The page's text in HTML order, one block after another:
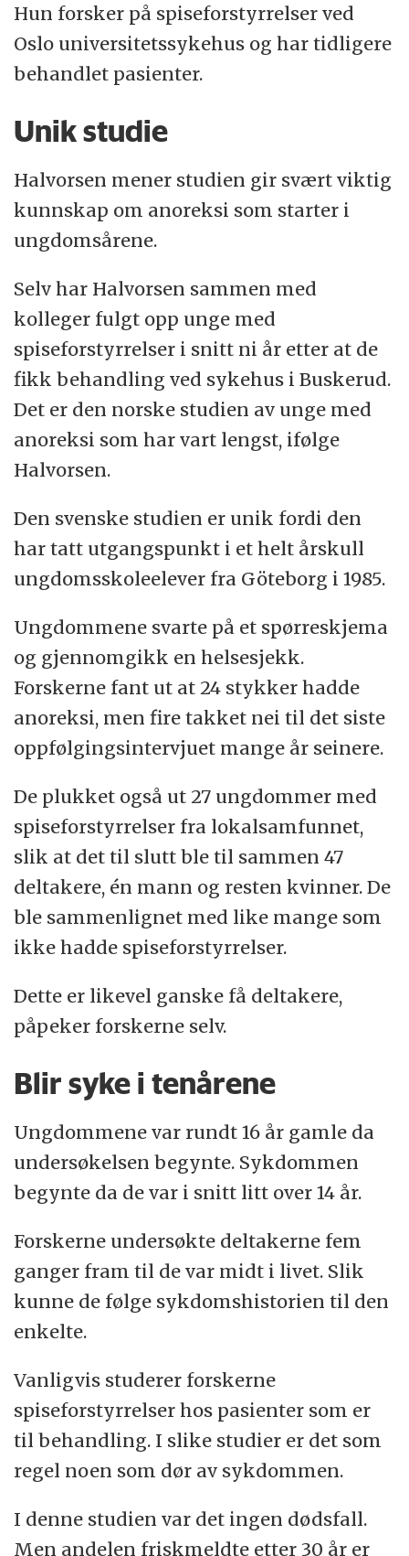
Hun forsker på spiseforstyrrelser ved
Oslo universitetssykehus og har tidligere
behandlet pasienter.
Unik studie
Halvorsen mener studien gir svært viktig
kunnskap om anoreksi som starter i
ungdomsårene.
Selv har Halvorsen sammen med
kolleger fulgt opp unge med
spiseforstyrrelser i snitt ni år etter at de
fikk behandling ved sykehus i Buskerud.
Det er den norske studien av unge med
anoreksi som har vart lengst, ifølge
Halvorsen.
Den svenske studien er unik fordi den
har tatt utgangspunkt i et helt årskull
ungdomsskoleelever fra Göteborg i 1985.
Ungdommene svarte på et spørreskjema
og gjennomgikk en helsesjekk.
Forskerne fant ut at 24 stykker hadde
anoreksi, men fire takket nei til det siste
oppfølgingsintervjuet mange år seinere.
De plukket også ut 27 ungdommer med
spiseforstyrrelser fra lokalsamfunnet,
slik at det til slutt ble til sammen 47
deltakere, én mann og resten kvinner. De
ble sammenlignet med like mange som
ikke hadde spiseforstyrrelser.
Dette er likevel ganske få deltakere,
påpeker forskerne selv.
Blir syke i tenårene
Ungdommene var rundt 16 år gamle da
undersøkelsen begynte. Sykdommen
begynte da de var i snitt litt over 14 år.
Forskerne undersøkte deltakerne fem
ganger fram til de var midt i livet. Slik
kunne de følge sykdomshistorien til den
enkelte.
Vanligvis studerer forskerne
spiseforstyrrelser hos pasienter som er
til behandling. I slike studier er det som
regel noen som dør av sykdommen.
I denne studien var det ingen dødsfall.
Men andelen friskmeldte etter 30 år er